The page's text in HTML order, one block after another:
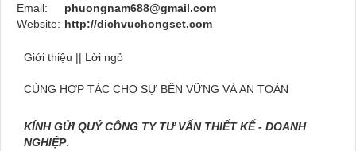
Email:
phuongnam688@gmail.com
Website: http://dichvuchongset.com
Giới thiệu || Lời ngỏ
CÙNG HỢP TÁC CHO SỰ BỀN VỮNG VÀ AN TOÀN
KÍNH GỬI QUÝ CÔNG TY TƯ VẤN THIẾT KẾ - DOANH
NGHIỆP.